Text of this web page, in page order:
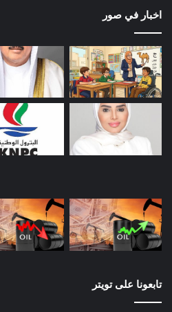
اخبار في صور
تابعونا على تويتر